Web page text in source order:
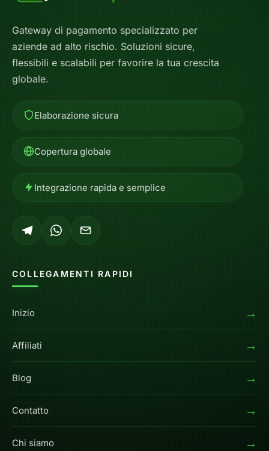
Gateway di pagamento specializzato per
aziende ad alto rischio. Soluzioni sicure,
flessibili e scalabili per favorire la tua crescita
globale.
Elaborazione sicura
Copertura globale
Integrazione rapida e semplice
COLLEGAMENTI RAPIDI
Inizio →
Affiliati →
Blog →
Contatto →
Chi siamo →